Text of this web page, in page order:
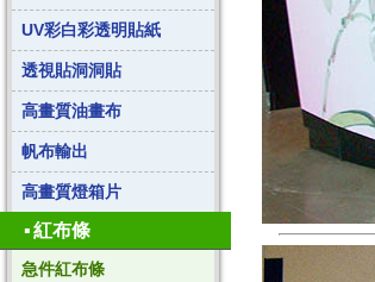
UV彩白彩透明貼紙
透視貼洞洞貼
高畫質油畫布
帆布輸出
高畫質燈箱片
▪紅布條
急件紅布條